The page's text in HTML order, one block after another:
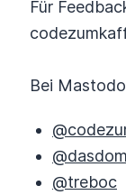
Für
Bei
@dasdom
@treboc